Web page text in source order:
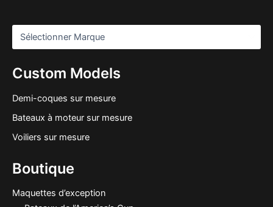
Custom Models
Demi-coques sur mesure
Bateaux à moteur sur mesure
Voiliers sur mesure
Boutique
Maquettes d’exception